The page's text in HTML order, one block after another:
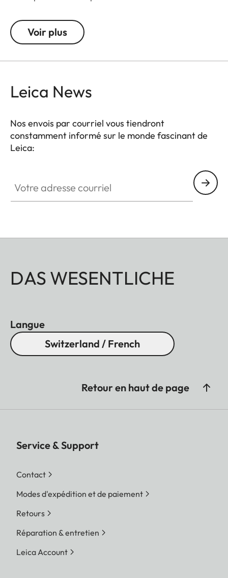
trépied compact peut aussi être utilisé comme
support d'épaule et être appuyé contre un mur ou
Voir plus
Leica News
Nos envois par courriel vous tiendront
constamment informé sur le monde fascinant de
Leica:
DAS WESENTLICHE
Langue
Switzerland / French
Retour en haut de page
Service & Support
Contact
Modes d'expédition et de paiement
Retours
Réparation & entretien
Leica Account